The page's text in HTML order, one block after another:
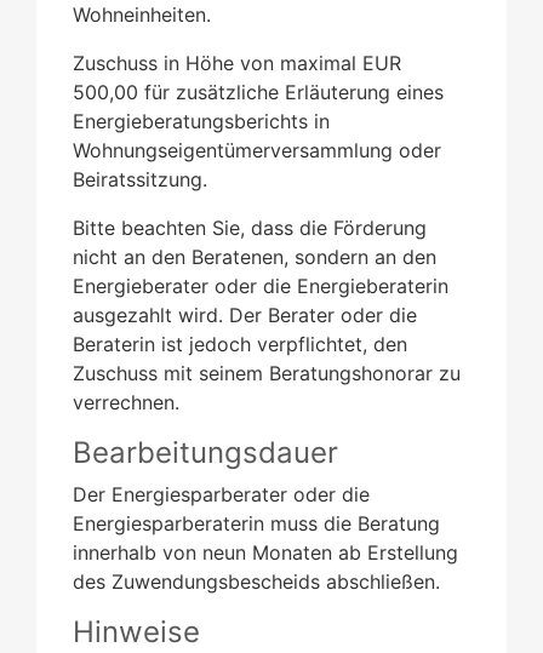
Wohneinheiten.
Zuschuss in Höhe von maximal EUR
500,00 für zusätzliche Erläuterung eines
Energieberatungsberichts in
Wohnungseigentümerversammlung oder
Beiratssitzung.
Bitte beachten Sie, dass die Förderung
nicht an den Beratenen, sondern an den
Energieberater oder die Energieberaterin
ausgezahlt wird. Der Berater oder die
Beraterin ist jedoch verpflichtet, den
Zuschuss mit seinem Beratungshonorar zu
verrechnen.
Bearbeitungsdauer
Der Energiesparberater oder die
Energiesparberaterin muss die Beratung
innerhalb von neun Monaten ab Erstellung
des Zuwendungsbescheids abschließen.
Hinweise